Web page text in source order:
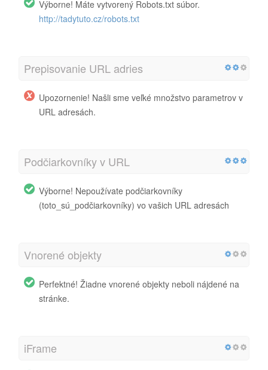
Výborne! Máte vytvorený Robots.txt súbor.
http://tadytuto.cz/robots.txt
Prepisovanie URL adries
Upozornenie! Našli sme veľké množstvo parametrov v
URL adresách.
Podčiarkovníky v URL
Výborne! Nepoužívate podčiarkovníky
(toto_sú_podčiarkovníky) vo vašich URL adresách
Vnorené objekty
Perfektné! Žiadne vnorené objekty neboli nájdené na
stránke.
iFrame